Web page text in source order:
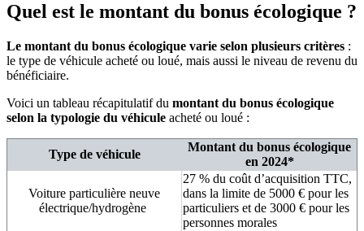
Quel est le montant du bonus écologique ?
Le montant du bonus écologique varie selon plusieurs critères :
le type de véhicule acheté ou loué, mais aussi le niveau de revenu du
bénéficiaire.
Voici un tableau récapitulatif du montant du bonus écologique
selon la typologie du véhicule acheté ou loué :
Type de véhicule
Montant du bonus écologique
en 2024*
Voiture particulière neuve
électrique/hydrogène
27 % du coût d’acquisition TTC,
dans la limite de 5000 € pour les
particuliers et de 3000 € pour les
personnes morales